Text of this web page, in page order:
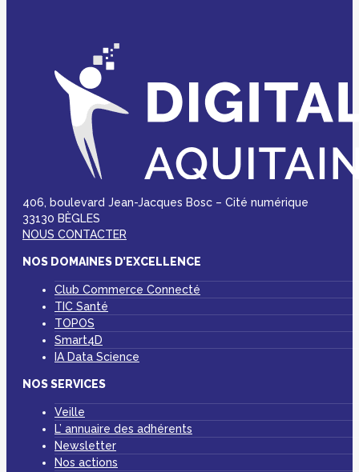
406, boulevard Jean-Jacques Bosc – Cité numérique
33130 BÈGLES
NOUS CONTACTER
NOS DOMAINES D’EXCELLENCE
Club Commerce Connecté
TIC Santé
TOPOS
Smart4D
IA Data Science
NOS SERVICES
Veille
L’ annuaire des adhérents
Newsletter
Nos actions